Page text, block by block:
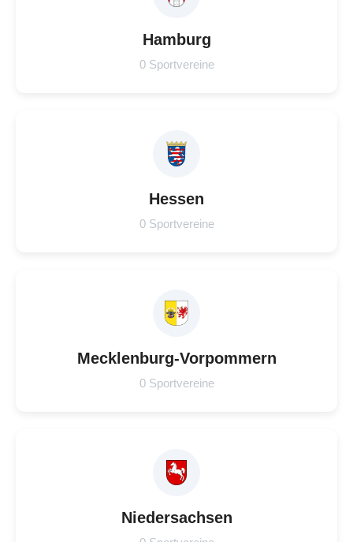
Hamburg
0 Sportvereine
Hessen
0 Sportvereine
Mecklenburg-Vorpommern
0 Sportvereine
Niedersachsen